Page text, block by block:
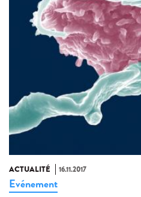
ACTUALITÉ 16.11.2017
Evénement